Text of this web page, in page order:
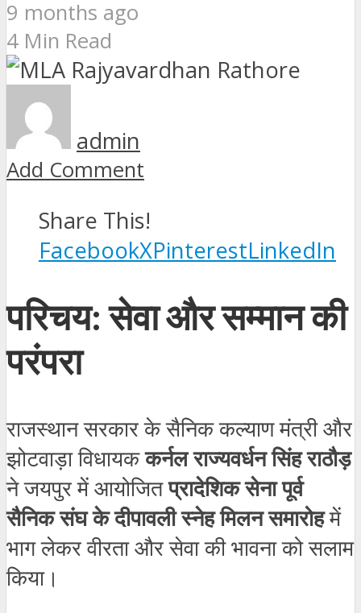
9 months ago
4 Min Read
admin
Add Comment
Share This!
FacebookXPinterestLinkedIn
परिचय: सेवा और सम्मान की
परंपरा
राजस्थान सरकार के सैनिक कल्याण मंत्री और
झोटवाड़ा विधायककर्नल राज्यवर्धन सिंह राठौड़
ने जयपुर में आयोजितप्रादेशिक सेना पूर्व
सैनिक संघ के दीपावली स्नेह मिलन समारोहमें
भाग लेकर वीरता और सेवा की भावना को सलाम
किया।